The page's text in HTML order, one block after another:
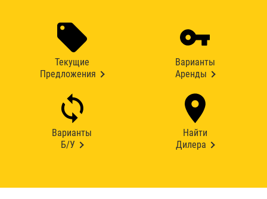
Текущие
Предложения
Варианты
Аренды
Варианты
Б/У
Найти
Дилера